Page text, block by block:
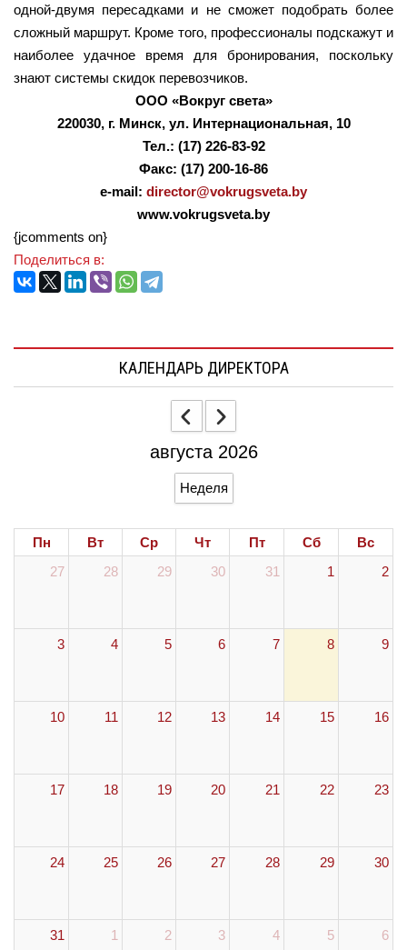
одной-двумя пересадками и не сможет подобрать более
сложный маршрут. Кроме того, профессионалы подскажут и
наиболее удачное время для бронирования, поскольку
знают системы скидок перевозчиков.
ООО «Вокруг света»
220030, г. Минск, ул. Интернациональная, 10
Тел.: (17) 226-83-92
Факс: (17) 200-16-86
e-mail: director@vokrugsveta.by
www.vokrugsveta.by
{jcomments on}
Поделиться в:
КАЛЕНДАРЬ ДИРЕКТОРА
августа 2026
Неделя
Пн Вт Ср Чт Пт Сб
Вс
27
28 29 30 31 1 2
3 4 5 6 7 8 9
10 11 12 13 14 15 16
17 18 19 20 21 22 23
24 25 26 27 28 29 30
31 1 2 3 4 5 6